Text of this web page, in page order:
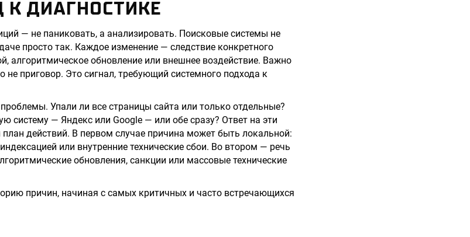
ДИАГНОСТИКЕ
— не паниковать, а анализировать. Поисковые системы не
просто так. Каждое изменение — следствие конкретного
алгоритмическое обновление или внешнее воздействие. Важно
не приговор. Это сигнал, требующий системного подхода к
Упали ли все страницы сайта или только отдельные?
систему — Яндекс или Google — или обе сразу? Ответ на эти
действий. В первом случае причина может быть локальной:
или внутренние технические сбои. Во втором — речь
обновления, санкции или массовые технические
причин, начиная с самых критичных и часто встречающихся